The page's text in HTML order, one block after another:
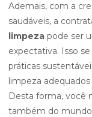
Ademais, com a
saudáveis, a
limpeza pode ser
expectativa. Isso
práticas
limpeza
Desta forma, você
também do mundo